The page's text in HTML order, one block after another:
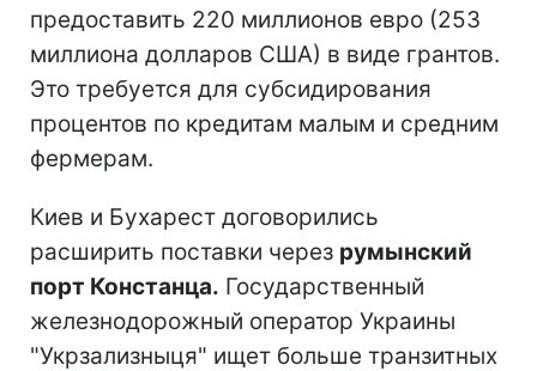
предоставить 220 миллионов евро (253
миллиона долларов США) в виде грантов.
Это требуется для субсидирования
процентов по кредитам малым и средним
фермерам.
Киев и Бухарест договорились
расширить поставки через румынский
порт Констанца. Государственный
железнодорожный оператор Украины
"Укрзализныця" ищет больше транзитных